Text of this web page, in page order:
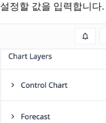
설정할 값을 입력합니다.